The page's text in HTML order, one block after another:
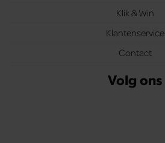
Klik & Win
Klantenservice
Contact
Volg ons